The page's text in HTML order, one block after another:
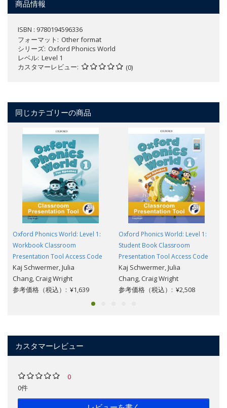
商品情報
ISBN : 9780194596336
フォーマット
Other format
シリーズ Oxford Phonics World
レベル Level 1
カスタマーレビュー
(0)
同じカテゴリーの商品
Oxford Phonics World: Level 1:
Workbook Classroom
Presentation Tool Access Code
Kaj Schwermer, Julia
Chang, Craig Wright
参考価格（税込）: ¥1,639
Oxford Phonics World: Level 1:
Student Book Classroom
Presentation Tool Access Code
Kaj Schwermer, Julia
Chang, Craig Wright
参考価格（税込）: ¥2,508
カスタマーレビュー
0
0件